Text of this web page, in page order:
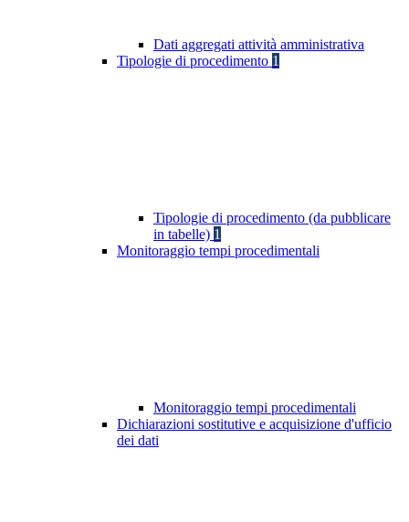
Dati aggregati attività amministrativa
Tipologie di procedimento 1
Tipologie di procedimento (da pubblicare
in tabelle) 1
Monitoraggio tempi procedimentali
Monitoraggio tempi procedimentali
Dichiarazioni sostitutive e acquisizione d'ufficio
dei dati